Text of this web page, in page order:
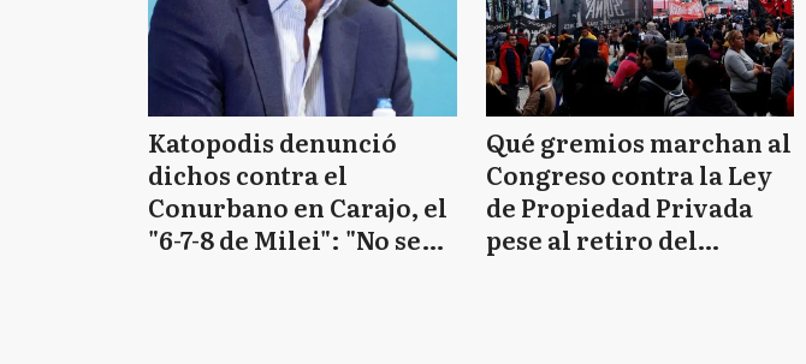
Katopodis denunció
dichos contra el
Conurbano en Carajo, el
"6-7-8 de Milei": "No se
Qué gremios marchan al
Congreso contra la Ley
de Propiedad Privada
pese al retiro del